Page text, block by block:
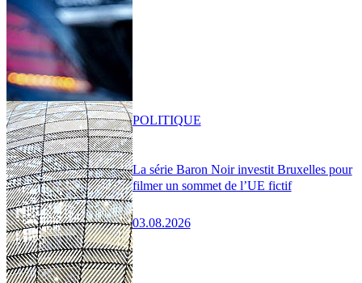
La série Baron Noir investit Bruxelles pour
filmer un sommet de l’UE fictif
03.08.2026
POLITIQUE